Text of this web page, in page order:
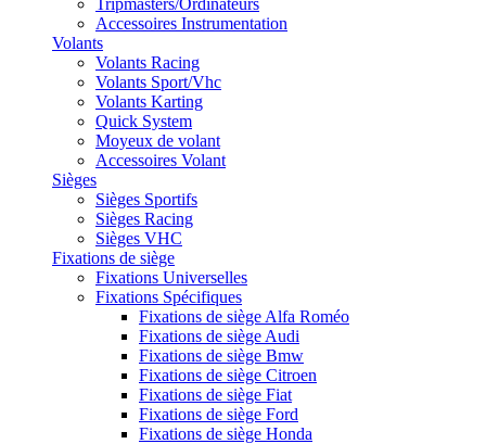
Tripmasters/Ordinateurs
Accessoires Instrumentation
Volants
Volants Racing
Volants Sport/Vhc
Volants Karting
Quick System
Moyeux de volant
Accessoires Volant
Sièges
Sièges Sportifs
Sièges Racing
Sièges VHC
Fixations de siège
Fixations Universelles
Fixations Spécifiques
Fixations de siège Alfa Roméo
Fixations de siège Audi
Fixations de siège Bmw
Fixations de siège Citroen
Fixations de siège Fiat
Fixations de siège Ford
Fixations de siège Honda